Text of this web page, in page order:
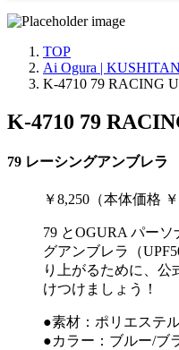
TOP
Ai Ogura |
K-4710 79 RACING
K-4710 79
79 レーシングアンブレラ
￥8,250（本体価格 ￥
79 とOGURA パー
グアンブレラ（
り上がるために、公
けつけましょう！
●素材：ポリエステ
●カラー：ブルー/ブ